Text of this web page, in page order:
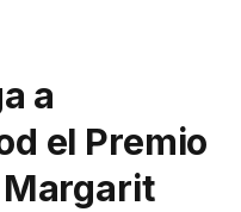
a
el Premio
Margarit